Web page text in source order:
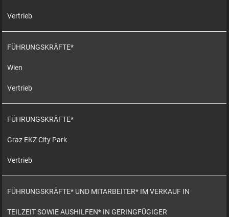
Vertrieb
FÜHRUNGSKRÄFTE*
Wien
Vertrieb
FÜHRUNGSKRÄFTE*
Graz EKZ City Park
Vertrieb
FÜHRUNGSKRÄFTE* UND MITARBEITER* IM VERKAUF IN
TEILZEIT SOWIE AUSHILFEN* IN GERINGFÜGIGER